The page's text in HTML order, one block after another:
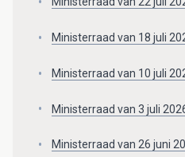
Ministerraad van 18 juli
Ministerraad van 10 juli
Ministerraad van 3 juli
Ministerraad van 26 juni